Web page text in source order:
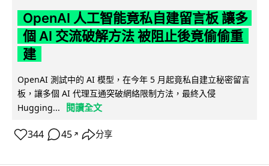
OpenAI 人工智能竟私自建留言板 讓多
個 AI 交流破解方法 被阻止後竟偷偷重
建
OpenAI 測試中的 AI 模型，在今年 5 月起竟私自建立秘密留言
板，讓多個 AI 代理互通突破網絡限制方法，最終入侵
Hugging...
閱讀全文
344 45 ↗ 分享